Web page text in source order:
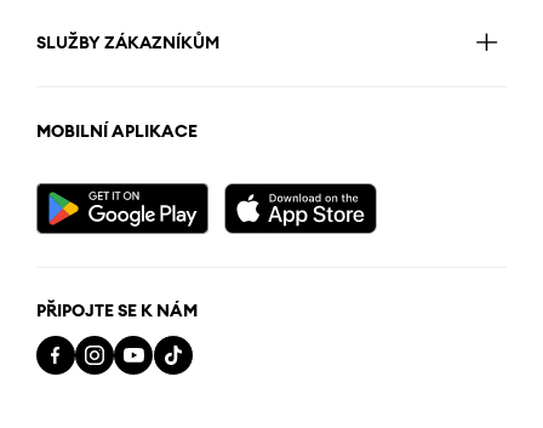
SLUŽBY ZÁKAZNÍKŮM
MOBILNÍ APLIKACE
PŘIPOJTE SE K NÁM